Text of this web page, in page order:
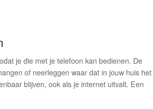
je die met je telefoon kan bedienen. De
of neerleggen waar dat in jouw huis het
blijven, ook als je internet uitvalt. Een